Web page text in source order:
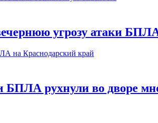
угрозу атаки БПЛА
БПЛА рухнули во дворе